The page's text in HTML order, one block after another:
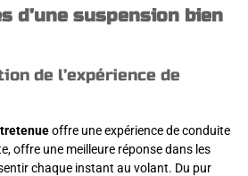
d’une suspension bien
de l’expérience de
offre une expérience de conduite
offre une meilleure réponse dans les
chaque instant au volant. Du pur